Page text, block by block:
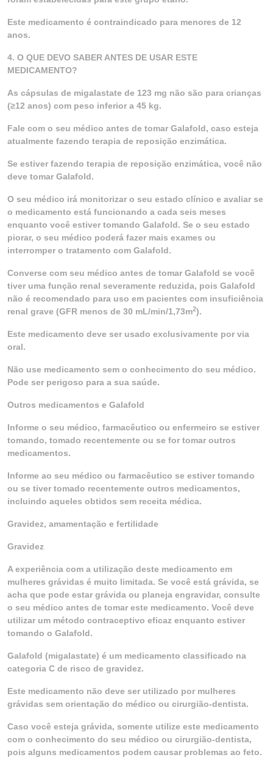
Este medicamento é contraindicado para menores de 12
anos.
4. O QUE DEVO SABER ANTES DE USAR ESTE
MEDICAMENTO?
As cápsulas de migalastate de 123 mg não são para crianças
(≥12 anos) com peso inferior a 45 kg.
Fale com o seu médico antes de tomar Galafold, caso esteja
atualmente fazendo terapia de reposição enzimática.
Se estiver fazendo terapia de reposição enzimática, você não
deve tomar Galafold.
O seu médico irá monitorizar o seu estado clínico e avaliar se
o medicamento está funcionando a cada seis meses
enquanto você estiver tomando Galafold. Se o seu estado
piorar, o seu médico poderá fazer mais exames ou
interromper o tratamento com Galafold.
Converse com seu médico antes de tomar Galafold se você
tiver uma função renal severamente reduzida, pois Galafold
não é recomendado para uso em pacientes com insuficiência
renal grave (GFR menos de 30 mL/min/1,73m2).
Este medicamento deve ser usado exclusivamente por via
oral.
Não use medicamento sem o conhecimento do seu médico.
Pode ser perigoso para a sua saúde.
Outros medicamentos e Galafold
Informe o seu médico, farmacêutico ou enfermeiro se estiver
tomando, tomado recentemente ou se for tomar outros
medicamentos.
Informe ao seu médico ou farmacêutico se estiver tomando
ou se tiver tomado recentemente outros medicamentos,
incluindo aqueles obtidos sem receita médica.
Gravidez, amamentação e fertilidade
Gravidez
A experiência com a utilização deste medicamento em
mulheres grávidas é muito limitada. Se você está grávida, se
acha que pode estar grávida ou planeja engravidar, consulte
o seu médico antes de tomar este medicamento. Você deve
utilizar um método contraceptivo eficaz enquanto estiver
tomando o Galafold.
Galafold (migalastate) é um medicamento classificado na
categoria C de risco de gravidez.
Este medicamento não deve ser utilizado por mulheres
grávidas sem orientação do médico ou cirurgião-dentista.
Caso você esteja grávida, somente utilize este medicamento
com o conhecimento do seu médico ou cirurgião-dentista,
pois alguns medicamentos podem causar problemas ao feto.